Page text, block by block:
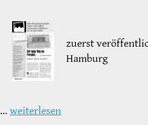
zuerst
Hamburg
… weiterlesen